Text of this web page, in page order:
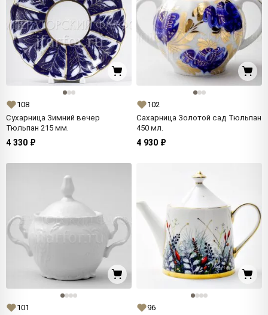
108
Сухарница Зимний вечер
Тюльпан 215 мм.
4 330 ₽
102
Сахарница Золотой сад Тюльпан
450 мл.
4 930 ₽
101
96